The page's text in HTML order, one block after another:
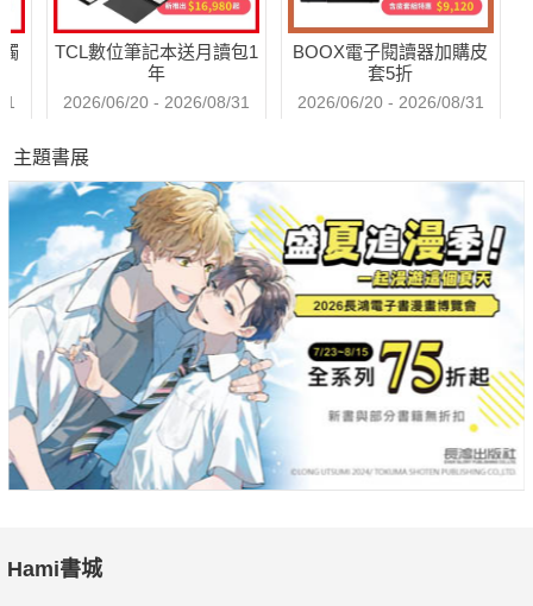
TCL數位筆記本送月讀包1
年
2026/06/20 - 2026/08/31
BOOX電子閱讀器加購皮
套5折
2026/06/20 - 2026/08/31
主題書展
Hami書城